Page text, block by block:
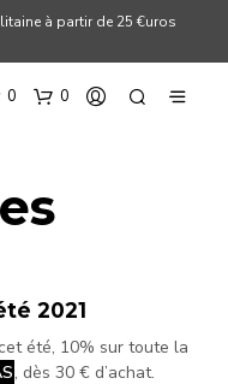
à partir de 25 €uros
0 0
2021
été, 10% sur toute la
, dès 30 € d’achat.